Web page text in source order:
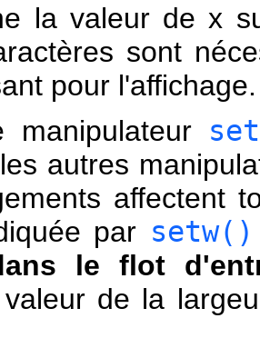
la valeur de x
sont
pour l'affichage.
manipulateur
autres
affectent
par setw()
le flot
de la